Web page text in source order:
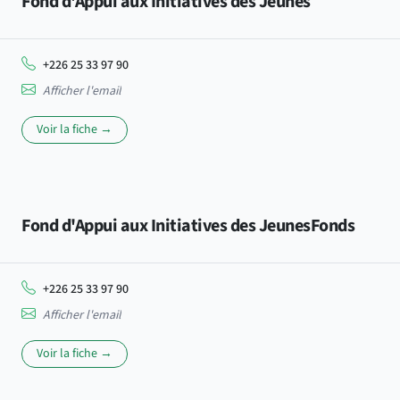
+226 25 33 97 90
Afficher l'email
Voir la fiche →
Fond d'Appui aux Initiatives des JeunesFonds
+226 25 33 97 90
Afficher l'email
Voir la fiche →